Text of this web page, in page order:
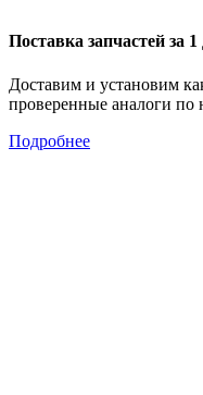
Поставка запчастей за 1
Доставим и установим
проверенные аналоги по
Подробнее